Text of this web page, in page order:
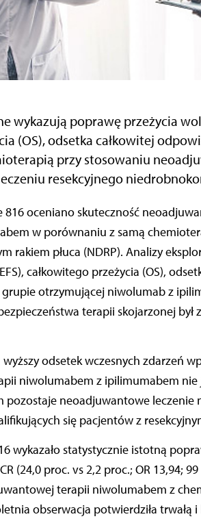
wykazują poprawę przeżycia
(OS), odsetka całkowitej
przy stosowaniu
resekcyjnego
w porównaniu z samą
rakiem płuca (NDRP). Analizy
całkowitego przeżycia (OS),
grupie otrzymującej niwolumab z
terapii skojarzonej był
odsetek wczesnych zdarzeń
niwolumabem z ipilimumabem nie
pozostaje neoadjuwantowe leczenie
się pacjentów z
wykazało statystycznie istotną
(24,0 proc. vs 2,2 proc.; OR 13,94;
terapii niwolumabem z
obserwacja potwierdziła trwałą